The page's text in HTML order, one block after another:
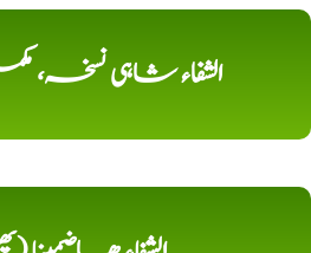
الشفاء شاہی نسخہ،